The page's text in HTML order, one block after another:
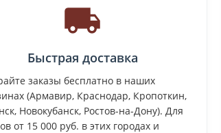
Быстрая доставка
заказы бесплатно в наших
(Армавир, Краснодар, Кропоткин,
Новокубанск, Ростов-на-Дону). Для
от 15 000 руб. в этих городах и